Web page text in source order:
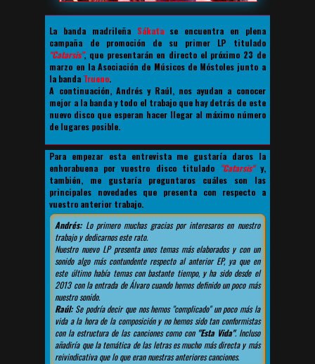
La banda madrileña Sákatase encuentra en plena
campaña de promoción de su primer LP titulado
"Catarsis", que presentarán en directo el próximo 23 de
marzo en la Asociación de Músicos de Móstoles junto a
la banda Trueno.
A continuación, Andrés y Raúl, nos ayudan a conocer
mejor a la banda y todo el trabajo que hay detrás de este
nuevo disco que esperan hacer llegar al máximo número
de lugares posible.
Para empezar esta entrevista me gustaría daros la
enhorabuena por vuestro disco titulado "Catarsis"y,
también, me gustaría preguntaros cuáles son las
principales novedades que presenta con respecto a
vuestro anterior trabajo.
Andrés:Lo primero muchas gracias por interesaros en nuestro
trabajo y dedicarnos este rato.
Nuestro nuevo LP presenta unos temas más elaborados y con un
sonido algo más contundente respecto al anterior EP, ya que en
este último había temas con bastante tiempo, y ha sido desde el
2013 con la entrada de Álvaro cuando hemos definido un poco más
nuestro sonido.
Raúl:Se podría decir que nos hemos "complicado" un poco más la
vida a la hora de la composición y no hemos sido tan conformistas
con la estructura de las canciones como con "Esta Vida". Incluso
añadiría que la temática de las letras es mucho más directa y más
reivindicativa que lo que eran nuestras anteriores canciones.